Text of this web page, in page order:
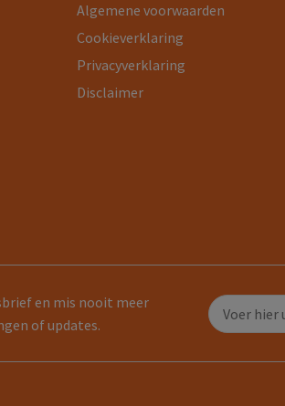
Algemene voorwaarden
Cookieverklaring
Privacyverklaring
Disclaimer
en mis nooit meer
of updates.